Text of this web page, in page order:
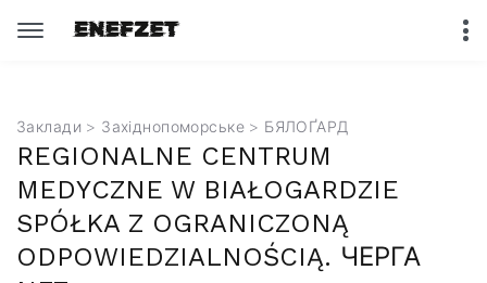
Заклади > Західнопоморське> БЯЛОҐАРД
REGIONALNE CENTRUM
MEDYCZNE W BIAŁOGARDZIE
SPÓŁKA Z OGRANICZONĄ
ODPOWIEDZIALNOŚCIĄ. ЧЕРГА